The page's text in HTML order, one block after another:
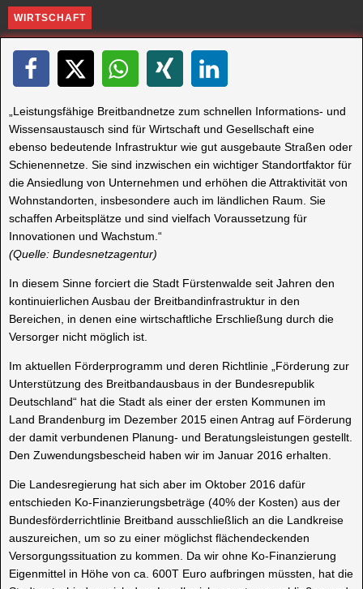
WIRTSCHAFT
„Leistungsfähige Breitbandnetze zum schnellen Informations- und
Wissensaustausch sind für Wirtschaft und Gesellschaft eine
ebenso bedeutende Infrastruktur wie gut ausgebaute Straßen oder
Schienennetze. Sie sind inzwischen ein wichtiger Standortfaktor für
die Ansiedlung von Unternehmen und erhöhen die Attraktivität von
Wohnstandorten, insbesondere auch im ländlichen Raum. Sie
schaffen Arbeitsplätze und sind vielfach Voraussetzung für
Innovationen und Wachstum.“
(Quelle: Bundesnetzagentur)
In diesem Sinne forciert die Stadt Fürstenwalde seit Jahren den
kontinuierlichen Ausbau der Breitbandinfrastruktur in den
Bereichen, in denen eine wirtschaftliche Erschließung durch die
Versorger nicht möglich ist.
Im aktuellen Förderprogramm und deren Richtlinie „Förderung zur
Unterstützung des Breitbandausbaus in der Bundesrepublik
Deutschland“ hat die Stadt als einer der ersten Kommunen im
Land Brandenburg im Dezember 2015 einen Antrag auf Förderung
der damit verbundenen Planung- und Beratungsleistungen gestellt.
Den Zuwendungsbescheid haben wir im Januar 2016 erhalten.
Die Landesregierung hat sich aber im Oktober 2016 dafür
entschieden Ko-Finanzierungsbeträge (40% der Kosten) aus der
Bundesförderrichtlinie Breitband ausschließlich an die Landkreise
auszureichen, um so zu einer möglichst flächendeckenden
Versorgungssituation zu kommen. Da wir ohne Ko-Finanzierung
Eigenmittel in Höhe von ca. 600T Euro aufbringen müssten, hat die